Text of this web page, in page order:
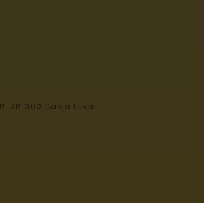
78 000 Banja Luka